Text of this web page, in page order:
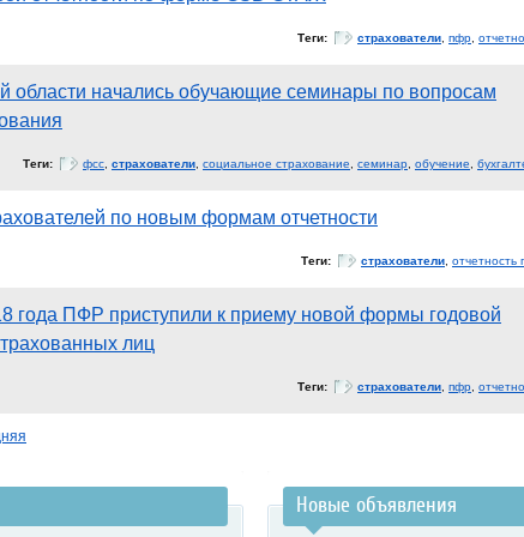
Теги: страхователи пфр
области начались обучающие семинары по вопросам
Теги: фсс страхователи социальное страхование семинар обучение
по новым формам отчетности
Теги: страхователи отчетность
года ПФР приступили к приему новой формы годовой
лиц
Теги: страхователи пфр
Новые объявления